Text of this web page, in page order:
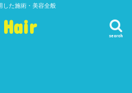
した施術・美容全般
search